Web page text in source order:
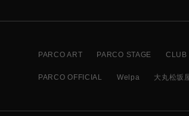
PARCO ART PARCO STAGE CLUB
PARCO OFFICIAL Welpa 大丸松坂